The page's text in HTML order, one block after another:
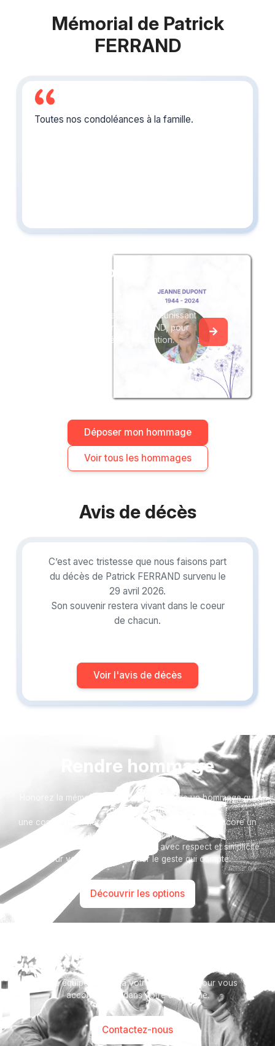
Mémorial de Patrick
FERRAND
Toutes nos condoléances à la famille.
Créez un album
Créez un album collaboratif en réunissant
les hommages à Patrick FERRAND, pour
vous ou pour une délicate attention.
Déposer mon hommage
Voir tous les hommages
Avis de décès
C’est avec tristesse que nous faisons part
du décès de Patrick FERRAND survenu le
29 avril 2026.
Son souvenir restera vivant dans le coeur
de chacun.
Voir l'avis de décès
Rendre hommage
Honorez la mémoire de votre proche avec un hommage qui
vous ressemble :
une composition florale, une plaque, un arbre, ou encore un
message accompagné d'une photo.
Toutes nos options sont présentées avec respect et simplicité
pour vous aider à marquer le geste qui compte.
Découvrir les options
Notre équipe se tient à votre disposition pour vous
accompagner dans votre démarche.
Contactez-nous